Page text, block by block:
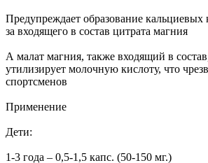
Предупреждает образование кальциевых
за входящего в состав цитрата магния
А малат магния, также входящий в
утилизирует молочную кислоту, что
спортсменов
Применение
Дети:
1-3 года – 0,5-1,5 капс. (50-150 мг.)